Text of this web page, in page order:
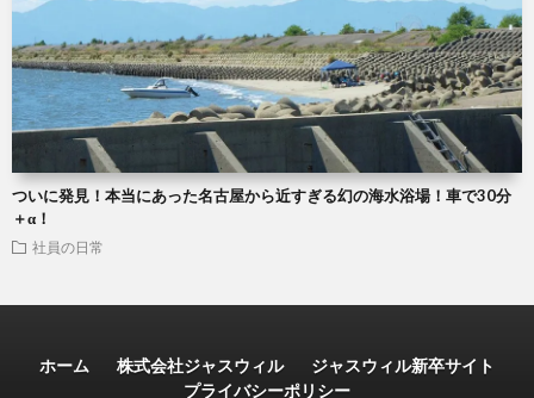
ついに発見！本当にあった名古屋から近すぎる幻の海水浴場！車で30分
＋α！
社員の日常
ホーム 株式会社ジャスウィル
ジャスウィル新卒サイト
プライバシーポリシー